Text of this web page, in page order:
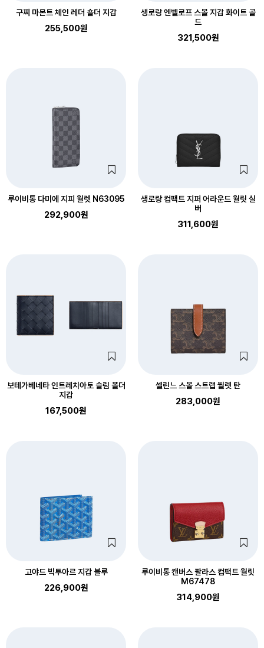
구찌 마몬트 체인 레더 숄더 지갑
255,500원
생로랑 엔벨로프 스몰 지갑 화이트 골
드
321,500원
루이비통 다미에 지피 월렛 N63095
292,900원
생로랑 컴팩트 지퍼 어라운드 월릿 실
버
311,600원
보테가베네타 인트레치아토 슬림 폴더
지갑
167,500원
셀린느 스몰 스트랩 월렛 탄
283,000원
고야드 빅투아르 지갑 블루
226,900원
루이비통 캔버스 팔라스 컴팩트 월릿
M67478
314,900원